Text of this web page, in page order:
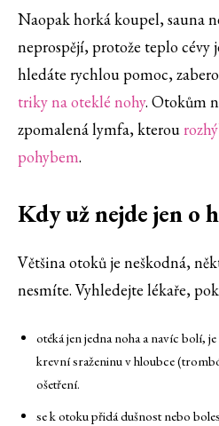
Naopak horká koupel, sauna
neprospějí, protože teplo cévy
hledáte rychlou pomoc,
triky na oteklé nohy. Otokům
zpomalená lymfa, kterou
pohybem.
Kdy už nejde jen o
Většina otoků je neškodná,
nesmíte. Vyhledejte lékaře,
otéká jen jedna noha a navíc bolí,
krevní sraženinu v hloubce
ošetření.
se k otoku přidá dušnost nebo